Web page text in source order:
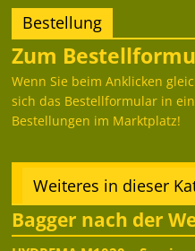
Bestellung
Zum
Wenn Sie beim Anklicken
sich das Bestellformular in
Bestellungen im Marktplatz!
Weiteres in dieser
Bagger nach der